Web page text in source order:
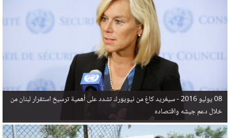
في البحر المتوسط هذا العام، أثناء محاولتهم الوصول إلى أوروبا، ليتجاوز ألفي شخص بعد العثور على
جثث 17 شخصا قبالة السواحل الإسبانية.
08 يوليو 2016 -
سيغريد كاغ من نيويورك تشدد على أهمية ترسيخ استقرار لبنان من
خلال دعم جيشه واقتصاده